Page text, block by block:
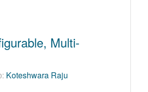
Multi-
Koteshwara Raju